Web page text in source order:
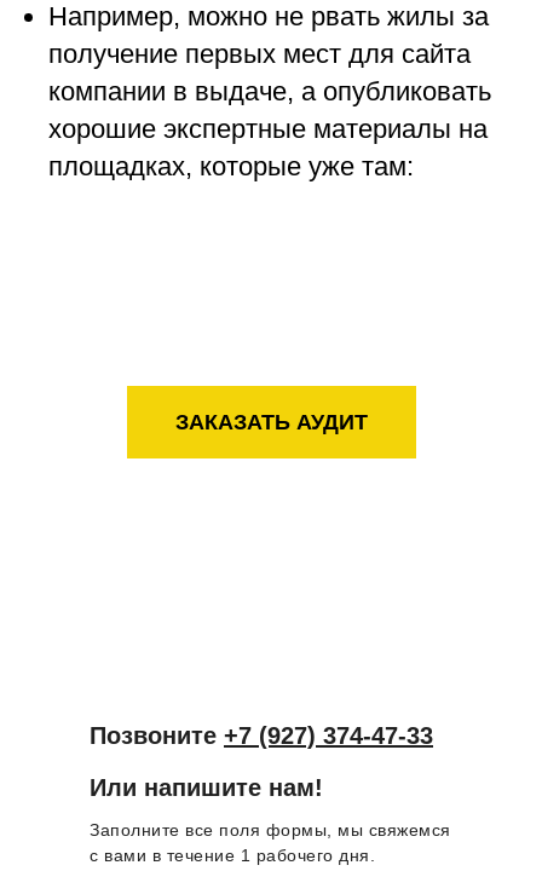
Например, можно не рвать жилы за
получение первых мест для сайта
компании в выдаче, а опубликовать
хорошие экспертные материалы на
площадках, которые уже там:
ЗАКАЗАТЬ АУДИТ
Или напишите нам!
Заполните все поля формы, мы свяжемся
с вами в течение 1 рабочего дня.
Позвоните +7 (927) 374-47-33